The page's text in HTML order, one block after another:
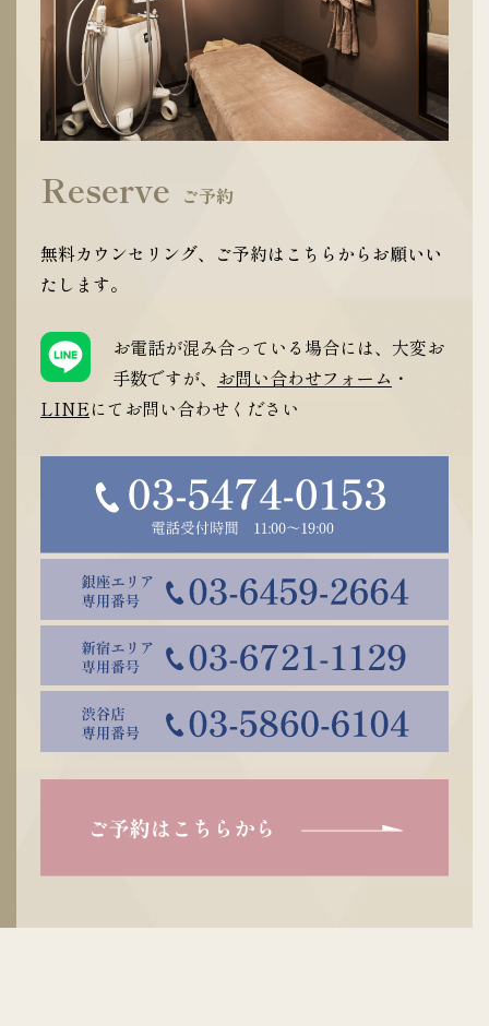
Reserve ご予約
無料カウンセリング、ご予約はこちらからお願いい
たします。
お電話が混み合っている場合には、大変お
手数ですが、 お問い合わせフォーム ・
LINEにてお問い合わせください